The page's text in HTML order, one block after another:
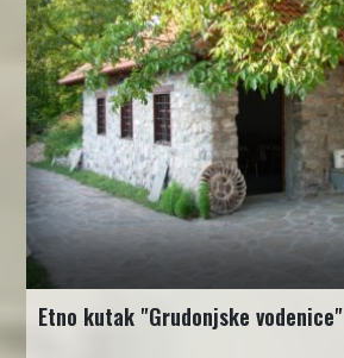
Etno kutak "Grudonjske vodenice"